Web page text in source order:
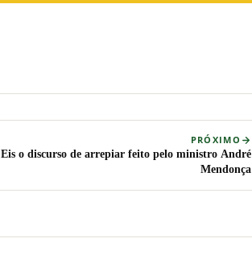
PRÓXIMO
Eis o discurso de arrepiar feito pelo ministro André
Mendonça